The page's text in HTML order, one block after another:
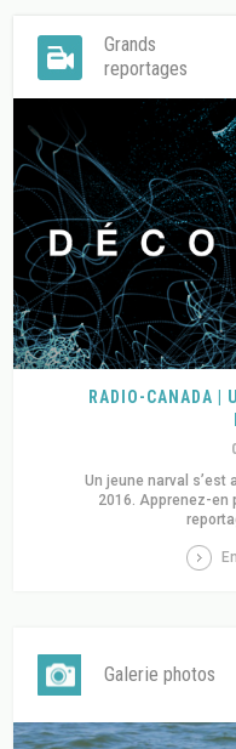
Grands
reportages
RADIO-CANADA |
Un jeune narval s’est
2016. Apprenez-en
Galerie photos